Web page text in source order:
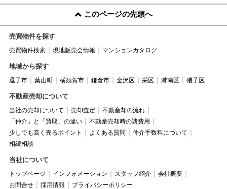
このページの先頭へ
売買物件を探す
売買物件検索 現地販売会情報 マンションカタログ
地域から探す
逗子市 葉山町 横須賀市 鎌倉市 金沢区 栄区 港南区 磯子区
不動産売却について
当社の売却について 売却査定
不動産却の流れ
「仲介」と「買取」の違い
不動産売却時の諸費用
少しでも高く売るポイント
よくある質問
仲介手数料について
相続相談
当社について
トップページ インフォメーション スタッフ紹介
会社概要
お問合せ
採用情報 プライバシーポリシー